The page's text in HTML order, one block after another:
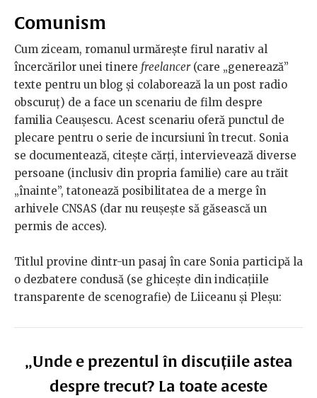
Comunism
Cum ziceam, romanul urmărește firul narativ al
încercărilor unei tinere freelancer(care „generează”
texte pentru un blog și colaborează la un post radio
obscuruț) de a face un scenariu de film despre
familia Ceaușescu. Acest scenariu oferă punctul de
plecare pentru o serie de incursiuni în trecut. Sonia
se documentează, citește cărți, intervievează diverse
persoane (inclusiv din propria familie) care au trăit
„înainte”, tatonează posibilitatea de a merge în
arhivele CNSAS (dar nu reușește să găsească un
permis de acces).
Titlul provine dintr-un pasaj în care Sonia participă la
o dezbatere condusă (se ghicește din indicațiile
transparente de scenografie) de Liiceanu și Pleșu:
„Unde e prezentul în discuțiile astea
despre trecut? La toate aceste